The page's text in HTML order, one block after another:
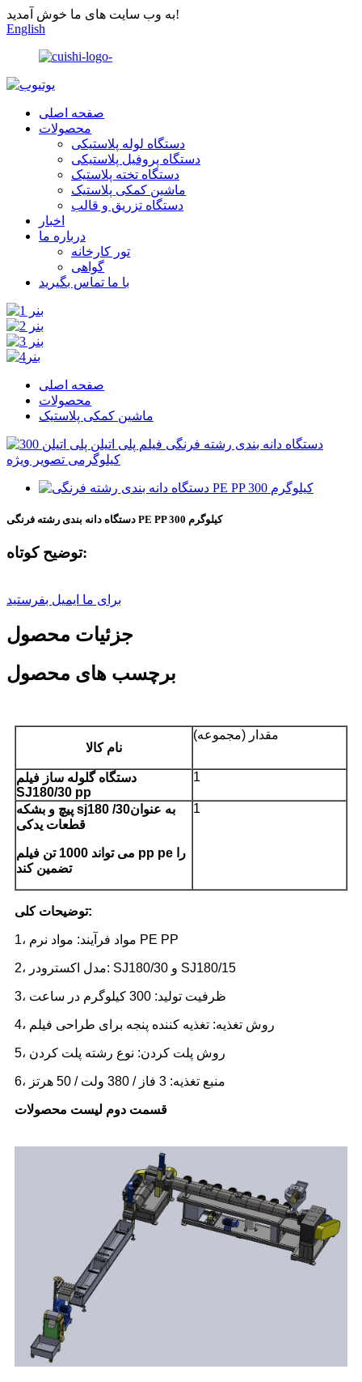
به وب سایت های ما خوش آمدید!
English
صفحه اصلی
محصولات
دستگاه لوله پلاستیکی
دستگاه پروفیل پلاستیکی
دستگاه تخته پلاستیک
ماشین کمکی پلاستیک
دستگاه تزریق و قالب
اخبار
درباره ما
تور کارخانه
گواهی
با ما تماس بگیرید
صفحه اصلی
محصولات
ماشین کمکی پلاستیک
دستگاه دانه بندی رشته فرنگی PE PP 300 کیلوگرم
توضیح کوتاه:
برای ما ایمیل بفرستید
جزئیات محصول
برچسب های محصول
نام کالا
مقدار (مجموعه)
دستگاه گلوله ساز فیلم
SJ180/30 pp
1
پیچ و بشکه sj180 /30به عنوان
قطعات یدکی
می تواند 1000 تن فیلم pp pe را
تضمین کند
1
توضیحات کلی:
1، مواد فرآیند: مواد نرم PE PP
2، مدل اکسترودر: SJ180/30 و SJ180/15
3، ظرفیت تولید: 300 کیلوگرم در ساعت
4، روش تغذیه: تغذیه کننده پنجه برای طراحی فیلم
5، روش پلت کردن: نوع رشته پلت کردن
6، منبع تغذیه: 3 فاز / 380 ولت / 50 هرتز
قسمت دوم لیست محصولات